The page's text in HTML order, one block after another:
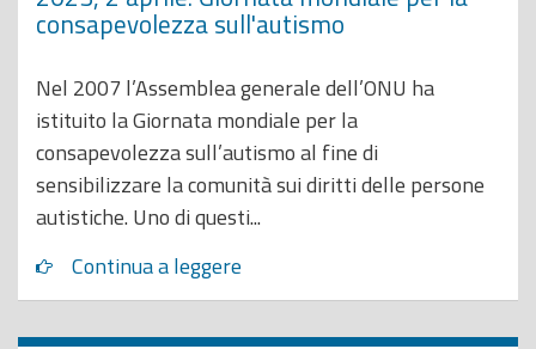
consapevolezza sull'autismo
Nel 2007 l’Assemblea generale dell’ONU ha
istituito la Giornata mondiale per la
consapevolezza sull’autismo al fine di
sensibilizzare la comunità sui diritti delle persone
autistiche. Uno di questi...
Continua a leggere